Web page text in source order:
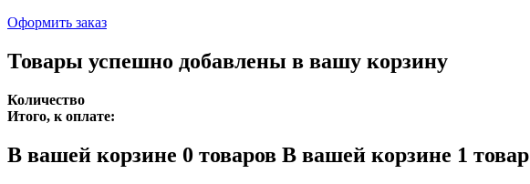
Оформить заказ
Товары успешно добавлены в вашу корзину
Количество
Итого, к оплате:
В вашей корзине 0 товаров В вашей корзине 1 товар